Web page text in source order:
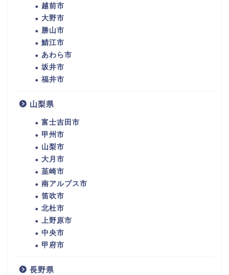
越前市
大野市
勝山市
鯖江市
あわら市
坂井市
福井市
山梨県
富士吉田市
甲州市
山梨市
大月市
韮崎市
南アルプス市
笛吹市
北杜市
上野原市
中央市
甲府市
長野県